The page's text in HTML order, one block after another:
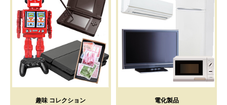
趣味 コレクション 電化製品